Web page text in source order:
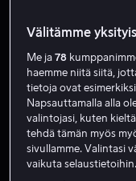
Välitämme
Me ja78
haemme niitä siitä,
tietoja ovat
Napsauttamalla alla
valintojasi, kuten
tehdä tämän myös
sivullamme. Valintasi
vaikuta selaustietoihin.